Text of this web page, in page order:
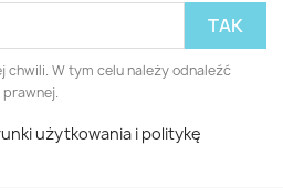
chwili. W tym celu należy odnaleźć
użytkowania i politykę